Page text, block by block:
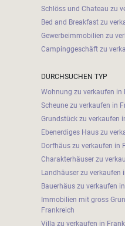
Schlöss und Chateau zu
Bed and Breakfast zu
Gewerbeimmobilien zu
Campinggeschäft zu
DURCHSUCHEN TYP
Wohnung zu verkaufen in
Scheune zu verkaufen in
Grundstück zu verkaufen
Ebenerdiges Haus zu
Dorfhäus zu verkaufen in
Charakterhäuser zu
Landhäuser zu verkaufen
Bauerhäus zu verkaufen
Immobilien mit gross
Frankreich
Villa zu verkaufen in